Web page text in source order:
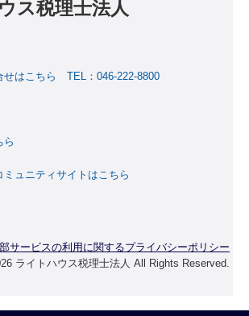
介
サービスの利用に関するプライバシーポリシー
ライトハウス税理士法人 All Rights Reserved.